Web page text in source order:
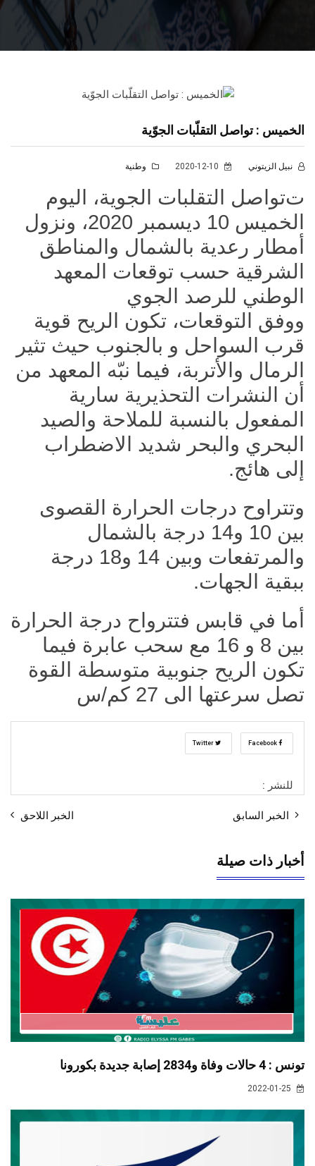
الخميس : تواصل التقلّبات الجوّية
نبيل الزيتوني وطنية
تتواصل التقلبات الجوية، اليوم
الخميس 10 ديسمبر 2020، ونزول
أمطار رعدية بالشمال والمناطق
الشرقية حسب توقعات المعهد
الوطني للرصد الجوي
ووفق التوقعات، تكون الريح قوية
قرب السواحل و بالجنوب حيث تثير
الرمال والأتربة، فيما نبّه المعهد من
أن النشرات التحذيرية سارية
المفعول بالنسبة للملاحة والصيد
البحري والبحر شديد الاضطراب
إلى هائج.
وتتراوح درجات الحرارة القصوى
بين 10 و14 درجة بالشمال
والمرتفعات وبين 14 و18 درجة
ببقية الجهات.
أما في قابس فتترواح درجة الحرارة
بين 8 و 16 مع سحب عابرة فيما
تكون الريح جنوبية متوسطة القوة
تصل سرعتها الى 27 كم/س
للنشر :
الخبر السابق الخبر اللاحق
أخبار ذات صيلة
تونس : 4 حالات وفاة و2834 إصابة جديدة بكورونا